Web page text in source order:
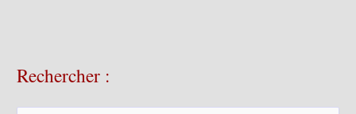
Rechercher :